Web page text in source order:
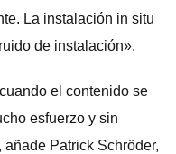
La instalación in situ
de instalación».
el contenido se
esfuerzo y sin
Patrick Schröder,